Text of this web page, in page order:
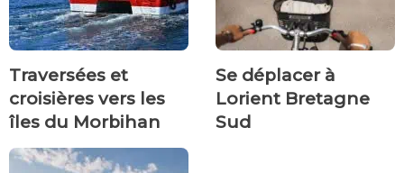
Traversées et
croisières vers les
îles du Morbihan
Se déplacer à
Lorient Bretagne
Sud